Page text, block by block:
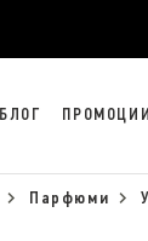
БЛОГ ПРОМОЦИИ
Парфюми